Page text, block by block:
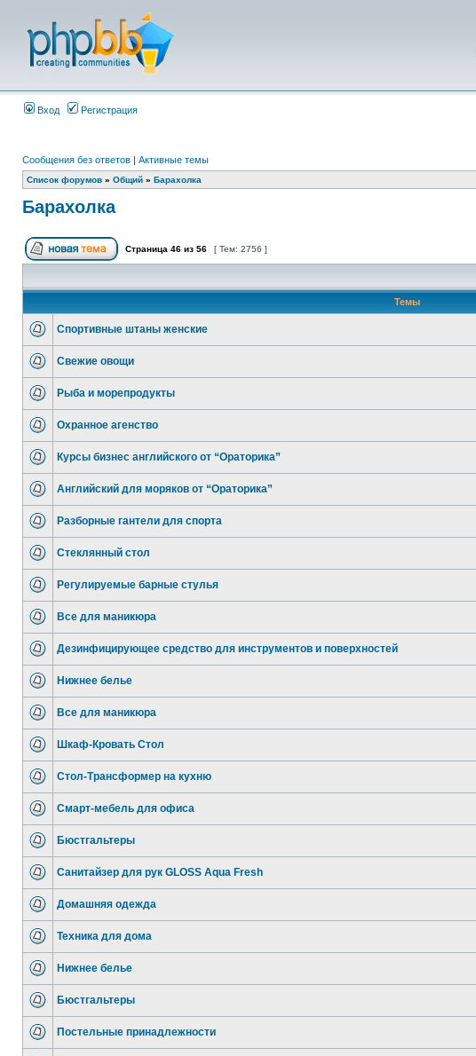
Вход Регистрация
Сообщения без ответов | Активные темы
Список форумов » Общий » Барахолка
Барахолка
Страница 46 из 56 [ Тем: 2756 ]
Темы
Спортивные штаны женские
Свежие овощи
Рыба и морепродукты
Охранное агенство
Курсы бизнес английского от “Ораторика”
Английский для моряков от “Ораторика”
Разборные гантели для спорта
Стеклянный стол
Регулируемые барные стулья
Все для маникюра
Дезинфицирующее средство для инструментов и поверхностей
Нижнее белье
Все для маникюра
Шкаф-Кровать Стол
Стол-Трансформер на кухню
Смарт-мебель для офиса
Бюстгальтеры
Санитайзер для рук GLOSS Aqua Fresh
Домашняя одежда
Техника для дома
Нижнее белье
Бюстгальтеры
Постельные принадлежности